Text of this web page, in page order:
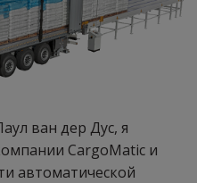
ван дер Дус, я
CargoMatic и
автоматической